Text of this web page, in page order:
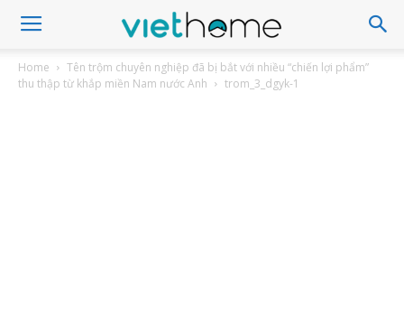
Home
Tên trộm chuyên nghiệp đã bị bắt với nhiều “chiến lợi phẩm”
thu thập từ khắp miền Nam nước Anh
trom_3_dgyk-1